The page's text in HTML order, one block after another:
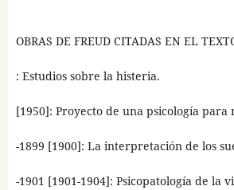
OBRAS DE FREUD CITADAS EN EL
: Estudios sobre la histeria.
[1950]: Proyecto de una psicología para
-1899 [1900]: La interpretación de los
-1901 [1901-1904]: Psicopatología de la